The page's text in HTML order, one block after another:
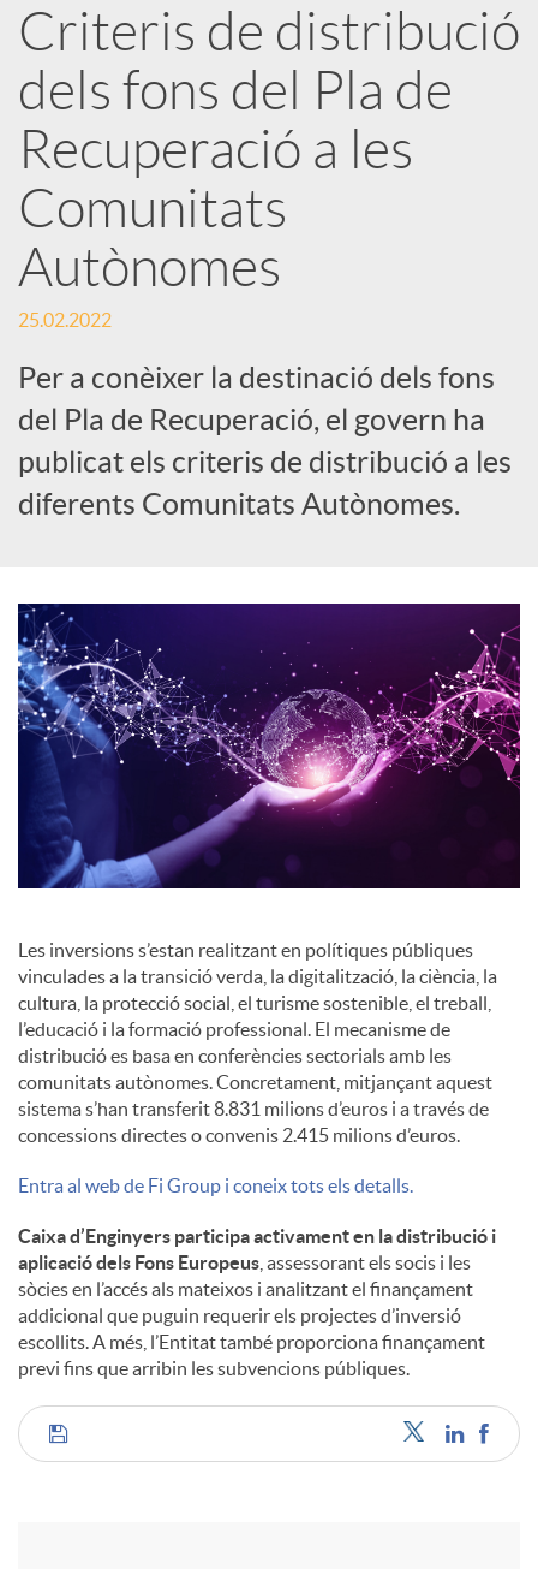
a
r
x
e
s
S
o
c
i
a
Criteris de distribució
dels fons del Pla de
Recuperació a les
Comunitats
Autònomes
25.02.2022
Per a conèixer la destinació dels fons
del Pla de Recuperació, el govern ha
publicat els criteris de distribució a les
diferents Comunitats Autònomes.
Les inversions s’estan realitzant en polítiques públiques
vinculades a la transició verda, la digitalització, la ciència, la
cultura, la protecció social, el turisme sostenible, el treball,
l’educació i la formació professional. El mecanisme de
distribució es basa en conferències sectorials amb les
comunitats autònomes. Concretament, mitjançant aquest
sistema s’han transferit 8.831 milions d’euros i a través de
concessions directes o convenis 2.415 milions d’euros.
Entra al web de Fi Group i coneix tots els detalls.
Caixa d’Enginyers participa activament en la distribució i
aplicació dels Fons Europeus , assessorant els socis i les
sòcies en l’accés als mateixos i analitzant el finançament
addicional que puguin requerir els projectes d’inversió
escollits. A més, l’Entitat també proporciona finançament
previ fins que arribin les subvencions públiques.
C